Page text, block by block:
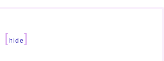
[ hide]